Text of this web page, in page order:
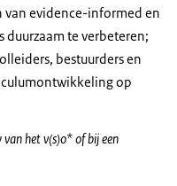
van evidence-informed en
te verbeteren;
bestuurders en
op
het v(s)o* of bij een